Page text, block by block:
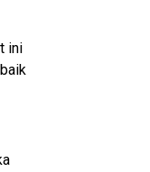
ini